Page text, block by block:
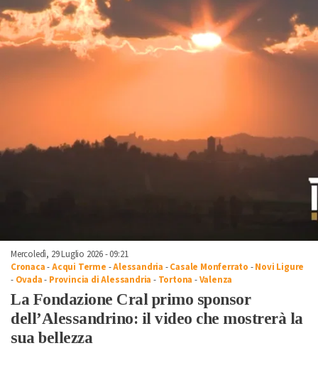
Mercoledì, 29 Luglio 2026 - 09:21
Cronaca-Acqui Terme -Alessandria -Casale Monferrato -Novi Ligure
- Ovada- Provincia di Alessandria - Tortona -Valenza
La Fondazione Cral primo sponsor
dell’Alessandrino: il video che mostrerà la
sua bellezza